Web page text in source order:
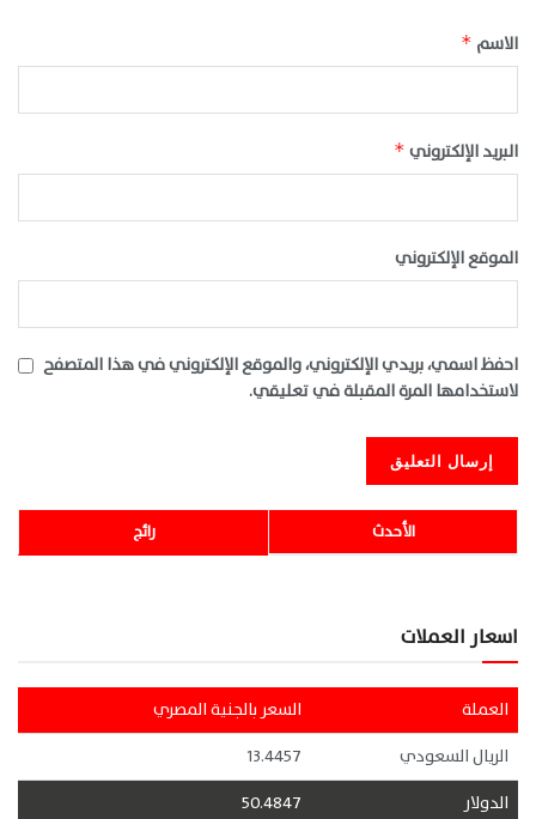
الاسم *
البريد الإلكتروني *
الموقع الإلكتروني
احفظ اسمي، بريدي الإلكتروني، والموقع الإلكتروني في هذا المتصفح
لاستخدامها المرة المقبلة في تعليقي.
رائج الأحدث
اسعار العملات
العملة
السعر بالجنية المصري
الريال السعودي
13.4457
الدولار
50.4847